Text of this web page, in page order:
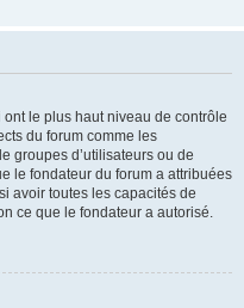
le plus haut niveau de contrôle
du forum comme les
groupes d’utilisateurs ou de
le fondateur du forum a attribuées
avoir toutes les capacités de
ce que le fondateur a autorisé.